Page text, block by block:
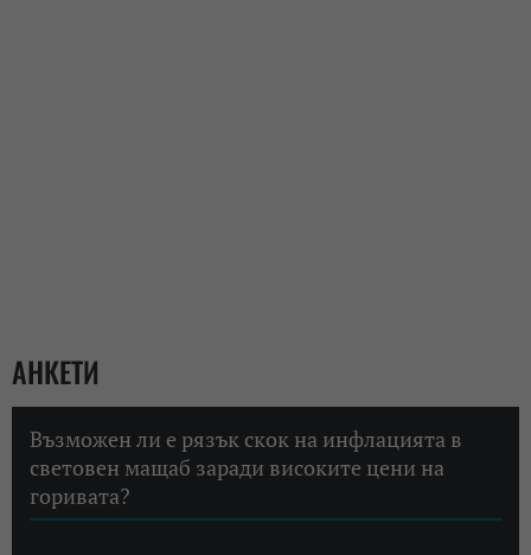
АНКЕТИ
Възможен ли е рязък скок на инфлацията в
световен мащаб заради високите цени на
горивата?